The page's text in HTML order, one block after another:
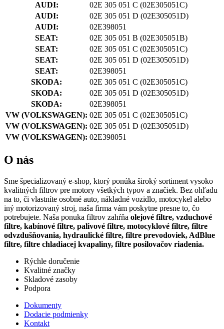
AUDI: 02E 305 051 C (02E305051C)
AUDI:
02E 305 051 D (02E305051D)
AUDI:
02E398051
SEAT:
02E 305 051 B (02E305051B)
SEAT:
02E 305 051 C (02E305051C)
SEAT:
02E 305 051 D (02E305051D)
SEAT:
02E398051
SKODA:
02E 305 051 C (02E305051C)
SKODA:
02E 305 051 D (02E305051D)
SKODA:
02E398051
VW (VOLKSWAGEN): 02E 305 051 C (02E305051C)
VW (VOLKSWAGEN): 02E 305 051 D (02E305051D)
VW (VOLKSWAGEN): 02E398051
O nás
Sme špecializovaný e-shop, ktorý ponúka široký sortiment vysoko
kvalitných filtrov pre motory všetkých typov a značiek. Bez ohľadu
na to, či vlastníte osobné auto, nákladné vozidlo, motocykel alebo
iný motorizovaný stroj, naša firma vám poskytne presne to, čo
potrebujete. Naša ponuka filtrov zahŕňa olejové filtre, vzduchové
filtre, kabínové filtre, palivové filtre, motocyklové filtre, filtre
odvzdušňovania, hydraulické filtre, filtre prevodoviek, AdBlue
filtre, filtre chladiacej kvapaliny, filtre posilovačov riadenia.
Rýchle doručenie
Kvalitné značky
Skladové zasoby
Podpora
Dokumenty
Dodacie podmienky
Kontakt